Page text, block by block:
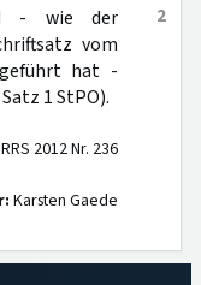
2
- wie der
vom
hat -
1 StPO).
2012 Nr. 236
Karsten Gaede